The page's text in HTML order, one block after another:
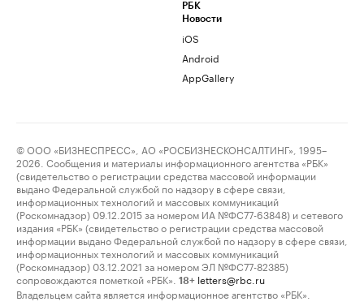
РБК
Новости
iOS
Android
AppGallery
© ООО «БИЗНЕСПРЕСС», АО «РОСБИЗНЕСКОНСАЛТИНГ», 1995–
2026. Сообщения и материалы информационного агентства «РБК»
(свидетельство о регистрации средства массовой информации
выдано Федеральной службой по надзору в сфере связи,
информационных технологий и массовых коммуникаций
(Роскомнадзор) 09.12.2015 за номером ИА №ФС77-63848) и сетевого
издания «РБК» (свидетельство о регистрации средства массовой
информации выдано Федеральной службой по надзору в сфере связи,
информационных технологий и массовых коммуникаций
(Роскомнадзор) 03.12.2021 за номером ЭЛ №ФС77-82385)
сопровождаются пометкой «РБК».
18+ letters@rbc.ru
Владельцем сайта является информационное агентство «РБК».